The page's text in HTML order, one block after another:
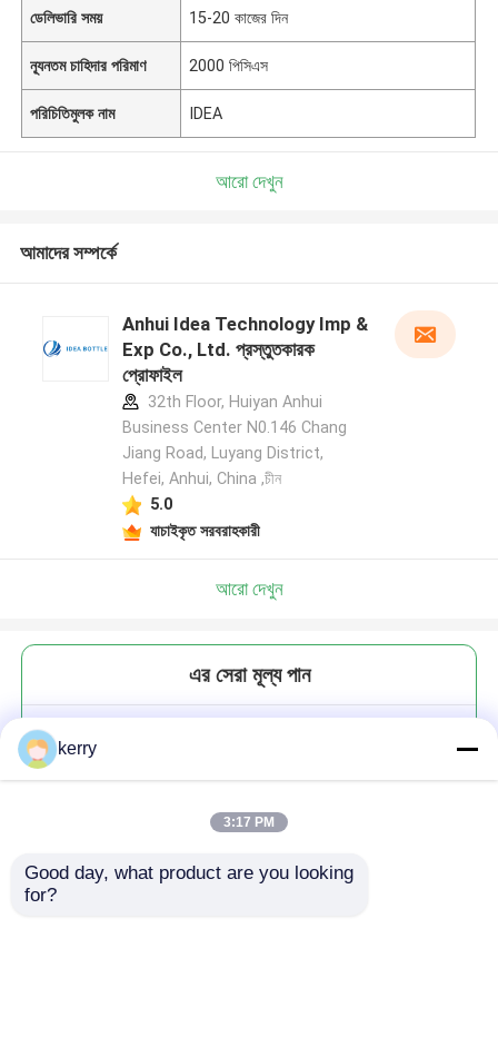
ডেলিভারি সময় 15-20 কাজের দিন
ন্যূনতম চাহিদার পরিমাণ 2000 পিসিএস
পরিচিতিমুলক নাম IDEA
আরো দেখুন
আমাদের সম্পর্কে
Anhui Idea Technology Imp &
Exp Co., Ltd. প্রস্তুতকারক
প্রোফাইল
32th Floor, Huiyan Anhui
Business Center N0.146 Chang
Jiang Road, Luyang District,
Hefei, Anhui, China ,চীন
5.0
যাচাইকৃত সরবরাহকারী
আরো দেখুন
এর সেরা মূল্য পান
kerry
3:17 PM
Good day, what product are you looking
for?